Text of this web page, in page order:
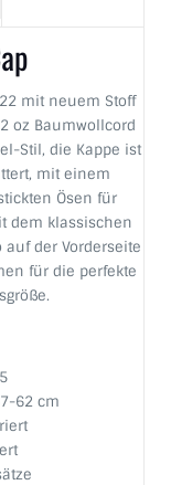
mit neuem Stoff
oz Baumwollcord
Stil, die Kappe ist
mit einem
Ösen für
dem klassischen
auf der Vorderseite
für die perfekte
62 cm